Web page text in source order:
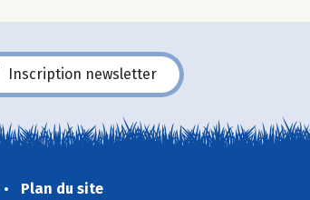
Inscription newsletter
Plan du site